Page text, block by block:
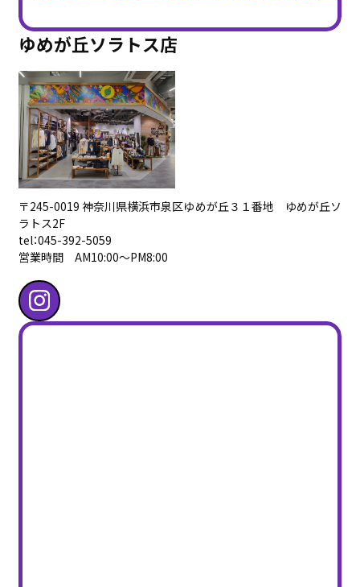
ゆめが丘ソラトス店
〒245-0019 神奈川県横浜市泉区ゆめが丘３１番地 ゆめが丘ソ
ラトス2F
tel：045-392-5059
営業時間 AM10:00〜PM8:00